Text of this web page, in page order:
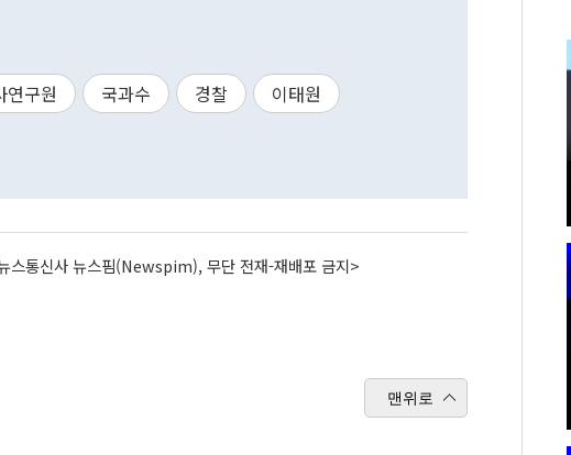
연구원 국과수 경찰
이태원
스통신사 뉴스핌(Newspim), 무단 전재-재배포 금지>
맨위로